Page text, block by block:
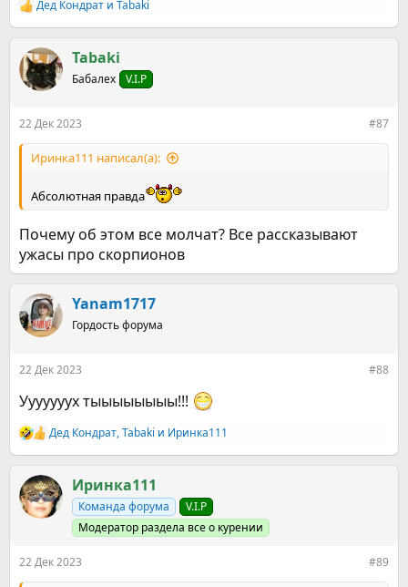
Р
е
к
ц
и
Дед Кондрат и Tabaki
Tabaki
Бабалех V.I.P
22 Дек 2023 #87
Иринка111 написал(а):
Абсолютная правда
Почему об этом все молчат? Все рассказывают
ужасы про скорпионов
Yanam1717
Гордость форума
22 Дек 2023 #88
Ууууууух тыыыыыыыы!!!
Р
е
к
ц
и
Дед Кондрат,Tabaki и Иринка111
Иринка111
Команда форума
V.I.P
Модератор раздела все о курении
22 Дек 2023 #89